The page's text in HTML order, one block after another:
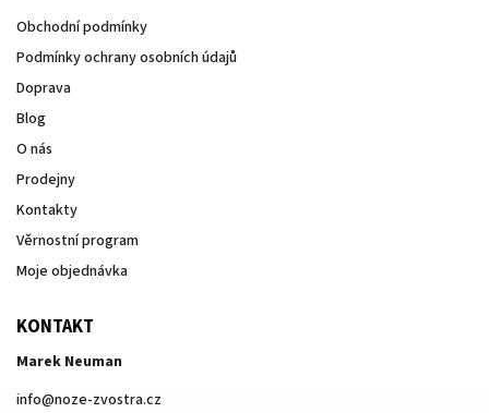
Obchodní podmínky
Podmínky ochrany osobních údajů
Doprava
Blog
O nás
Prodejny
Kontakty
Věrnostní program
Moje objednávka
KONTAKT
Marek Neuman
info@noze-zvostra.cz